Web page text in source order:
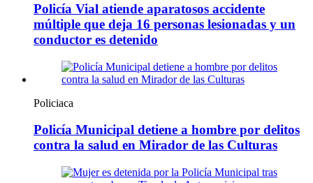
Policía Vial atiende aparatosos accidente
múltiple que deja 16 personas lesionadas y un
conductor es detenido
Policiaca
Policía Municipal detiene a hombre por delitos
contra la salud en Mirador de las Culturas